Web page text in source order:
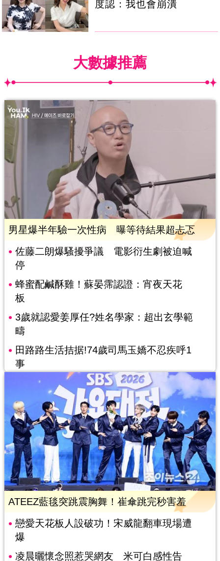
度認：我也會崩潰
大數據推薦
男星爆半年驗一次性病 曝等待結果超忐忑
佐藤二朗爆騷擾爭議 電影衍生劇被迫喊
停
蜂蜜配鹹酥雞！蘇晏霈認證：宵夜天花
板
3歲就認愛姜厚任?姓名學家：超出玄學範
疇
田路路生活拮据!74歲司馬玉嬌不忍疾呼1
事
ATEEZ藍毯突跳震胸舞！崔傘跳完秒害羞
戀愛天花板人設破功！宋威龍翻車現場遭
爆
凌晨曬懷念照惹哭網友 米可白感性告